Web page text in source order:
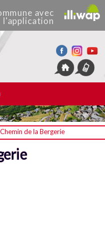
avec
l'application
Chemin de la Bergerie